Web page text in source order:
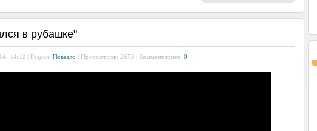
в рубашке"
14:12 | Раздел: Повезло | Просмотров: 2673 | Комментариев: 0